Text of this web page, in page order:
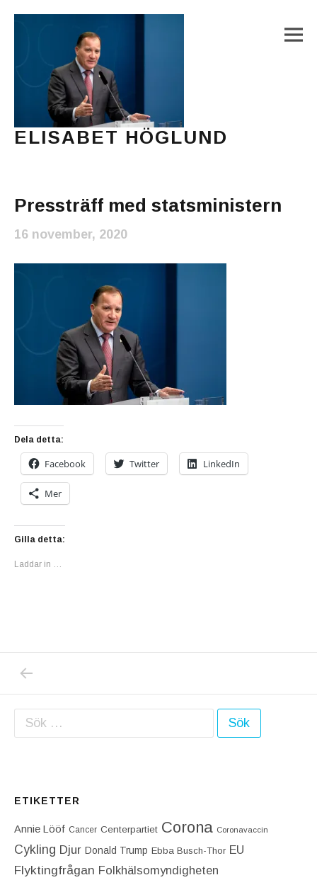
ELISABET HÖGLUND
Pressträff med statsministern
16 november, 2020
Dela detta:
Facebook Twitter LinkedIn
Mer
Gilla detta:
Laddar in …
Inläggsnavigering
Sök efter:
ETIKETTER
Annie Lööf Cancer Centerpartiet‎ Corona Coronavaccin
Cykling Djur Donald Trump Ebba Busch-Thor EU
Flyktingfrågan Folkhälsomyndigheten